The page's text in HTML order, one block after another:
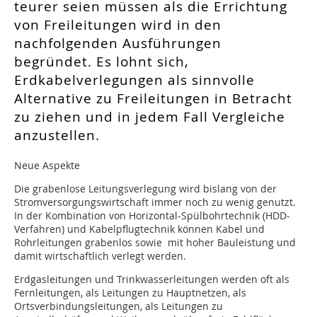
teurer seien müssen als die Errichtung
von Freileitungen wird in den
nachfolgenden Ausführungen
begründet. Es lohnt sich,
Erdkabelverlegungen als sinnvolle
Alternative zu Freileitungen in Betracht
zu ziehen und in jedem Fall Vergleiche
anzustellen.
Neue Aspekte
Die grabenlose Leitungsverlegung wird bislang von der
Stromversorgungswirtschaft immer noch zu wenig genutzt.
In der Kombination von Horizontal-Spülbohrtechnik (HDD-
Verfahren) und Kabelpflugtechnik können Kabel und
Rohrleitungen grabenlos sowie mit hoher Bauleistung und
damit wirtschaftlich verlegt werden.
Erdgasleitungen und Trinkwasserleitungen werden oft als
Fernleitungen, als Leitungen zu Hauptnetzen, als
Ortsverbindungsleitungen, als Leitungen zu